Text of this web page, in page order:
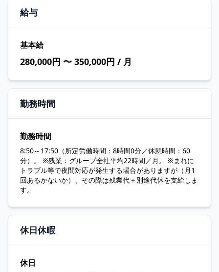
給与
基本給
280,000円 〜 350,000円 / 月
勤務時間
勤務時間
8:50～17:50（所定労働時間：8時間0分／休憩時間：60
分）。 ※残業：グループ全社平均22時間／月。 ※まれに
トラブル等で夜間対応が発生する場合がありますが（月1
回あるかないか）、その際は残業代＋別途代休を支給しま
す。
休日休暇
休日